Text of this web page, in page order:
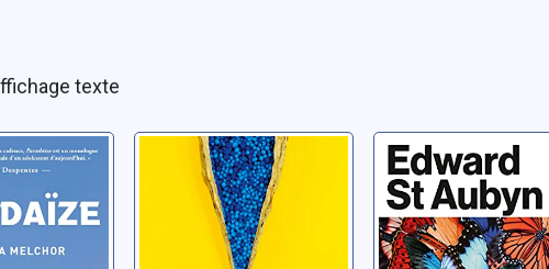
texte
Miss Jane
Watson, Brad
Double aveugle
Saint-Aubyn, Edward